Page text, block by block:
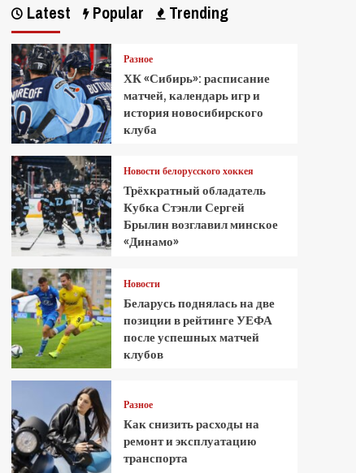
Latest Popular Trending
Разное
ХК «Сибирь»: расписание
матчей, календарь игр и
история новосибирского
клуба
Новости белорусского хоккея
Трёхкратный обладатель
Кубка Стэнли Сергей
Брылин возглавил минское
«Динамо»
Новости
Беларусь поднялась на две
позиции в рейтинге УЕФА
после успешных матчей
клубов
Разное
Как снизить расходы на
ремонт и эксплуатацию
транспорта